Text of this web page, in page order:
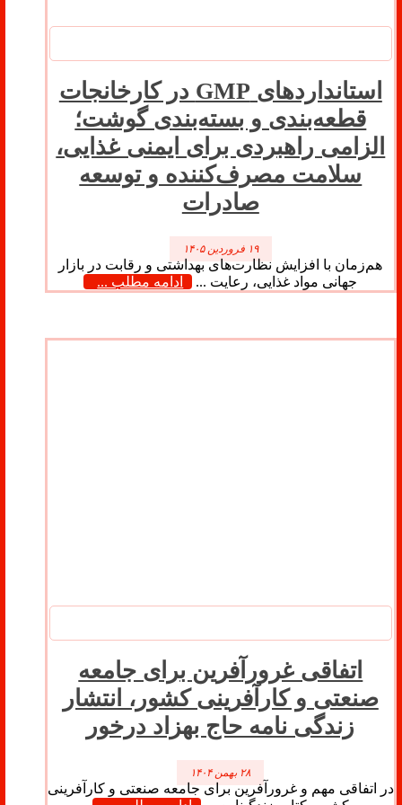
استانداردهای GMP در کارخانجات
قطعه‌بندی و بسته‌بندی گوشت؛
الزامی راهبردی برای ایمنی غذایی،
سلامت مصرف‌کننده و توسعه
صادرات
۱۹ فروردین ۱۴۰۵
هم‌زمان با افزایش نظارت‌های بهداشتی و رقابت در بازار
جهانی مواد غذایی، رعایت ...
ادامه مطلب ...
اتفاقی غرورآفرین برای جامعه
صنعتی و کارآفرینی کشور، انتشار
زندگی نامه حاج بهزاد درخور
۲۸ بهمن ۱۴۰۴
در اتفاقی مهم و غرورآفرین برای جامعه صنعتی و کارآفرینی